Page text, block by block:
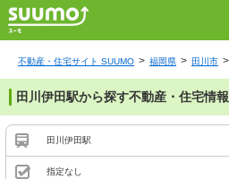
不動産・住宅サイト SUUMO 福岡県 田川市
田川伊田駅から探す不動産・住宅情報
田川伊田駅
指定なし